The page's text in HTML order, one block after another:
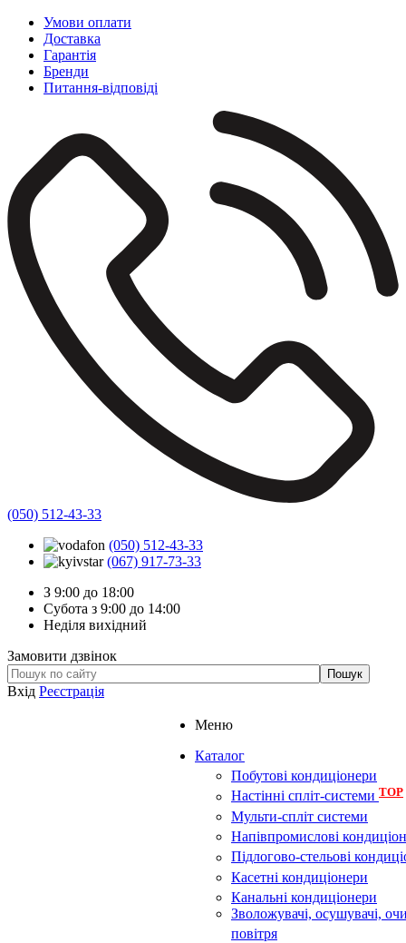
Умови оплати
Доставка
Гарантія
Бренди
Питання-відповіді
(050) 512-43-33
(050) 512-43-33
(067) 917-73-33
З 9:00 до 18:00
Субота з 9:00 до 14:00
Неділя вихідний
Замовити дзвінок
Вхід Реєстрація
Меню
Каталог
Побутові кондиціонери
Настінні спліт-системи TOP
Мульти-спліт системи
Напівпромислові
Підлогово-стельові
Касетні кондиціонери
Канальні кондиціонери
Зволожувачі, осушувачі,
повітря